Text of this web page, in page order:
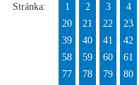
Stránka: 1 2 3 4
20
21 22 23
39
40 41 42
58
59 60 61
77
78 79 80